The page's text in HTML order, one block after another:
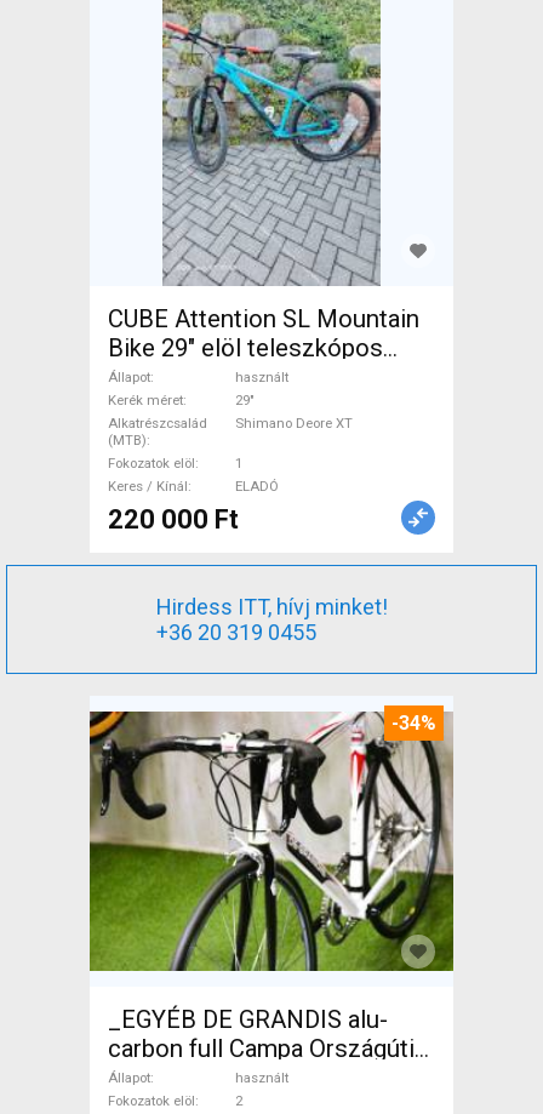
CUBE Attention SL Mountain
Bike 29" elöl teleszkópos
Shimano Deore XT használt
ELADÓ
Állapot
használt
Kerék méret
29"
Alkatrészcsalád
(MTB)
Shimano Deore XT
Fokozatok elöl
1
Keres / Kínál
ELADÓ
220 000 Ft
Hirdess ITT, hívj minket!
+36 20 319 0455
-34%
_EGYÉB DE GRANDIS alu-
carbon full Campa Országúti
használt ELADÓ
Állapot
használt
Fokozatok elöl
2